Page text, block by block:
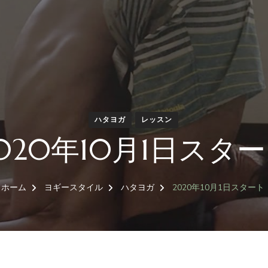
ハタヨガ レッスン
年10月1日スタ
ホーム ヨギースタイル ハタヨガ 2020年10月1日スタート